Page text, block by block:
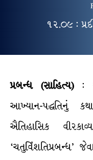
૧૨.૦૯ :
પ્રબન્ધ (સાહિત્ય) :
આખ્યાન-પદ્ધતિનું
ઐતિહાસિક
‘ચતુર્વિંશતિપ્રબન્ધ’